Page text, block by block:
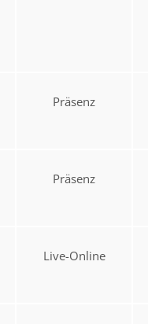
Präsenz
Präsenz
Live-Online